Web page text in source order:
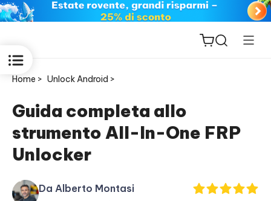
ReiBoot
for iOS
PDNob
Home > Unlock Android >
Guida completa allo
strumento All-In-One FRP
Unlocker
Da Alberto Montasi